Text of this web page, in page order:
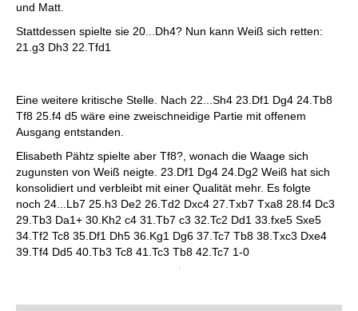
und Matt.
Stattdessen spielte sie 20...Dh4? Nun kann Weiß sich retten:
21.g3 Dh3 22.Tfd1
Eine weitere kritische Stelle. Nach 22...Sh4 23.Df1 Dg4 24.Tb8
Tf8 25.f4 d5 wäre eine zweischneidige Partie mit offenem
Ausgang entstanden.
Elisabeth Pähtz spielte aber Tf8?, wonach die Waage sich
zugunsten von Weiß neigte. 23.Df1 Dg4 24.Dg2 Weiß hat sich
konsolidiert und verbleibt mit einer Qualität mehr. Es folgte
noch 24...Lb7 25.h3 De2 26.Td2 Dxc4 27.Txb7 Txa8 28.f4 Dc3
29.Tb3 Da1+ 30.Kh2 c4 31.Tb7 c3 32.Tc2 Dd1 33.fxe5 Sxe5
34.Tf2 Tc8 35.Df1 Dh5 36.Kg1 Dg6 37.Tc7 Tb8 38.Txc3 Dxe4
39.Tf4 Dd5 40.Tb3 Tc8 41.Tc3 Tb8 42.Tc7 1-0